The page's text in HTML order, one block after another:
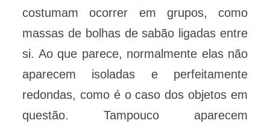
costumam ocorrer em grupos, como
massas de bolhas de sabão ligadas entre
si. Ao que parece, normalmente elas não
aparecem isoladas e perfeitamente
redondas, como é o caso dos objetos em
questão. Tampouco aparecem